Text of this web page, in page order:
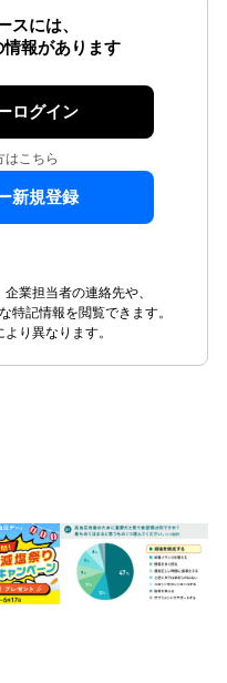
スには、
情報があります
ログイン
はこちら
新規登録
業担当者の連絡先や、
特記情報を閲覧できます。
り異なります。